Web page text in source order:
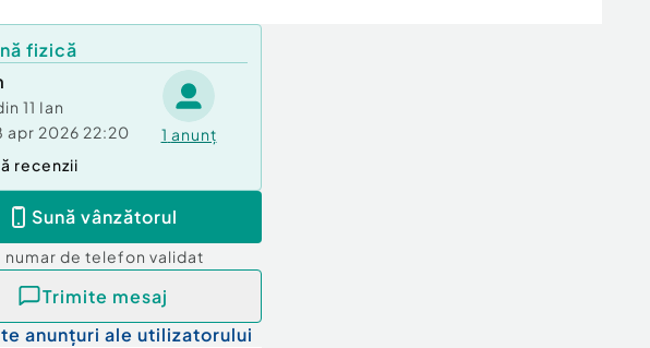
fizică
11 Ian
apr 2026 22:20 1 anunț
recenzii
Sună vânzătorul
numar de telefon validat
Trimite mesaj
anunțuri ale utilizatorului